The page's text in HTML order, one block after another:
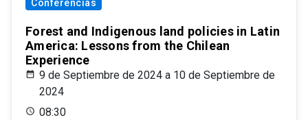
Conferencias
Forest and Indigenous land policies in Latin
America: Lessons from the Chilean
Experience
9 de Septiembre de 2024 a 10 de Septiembre de
2024
08:30